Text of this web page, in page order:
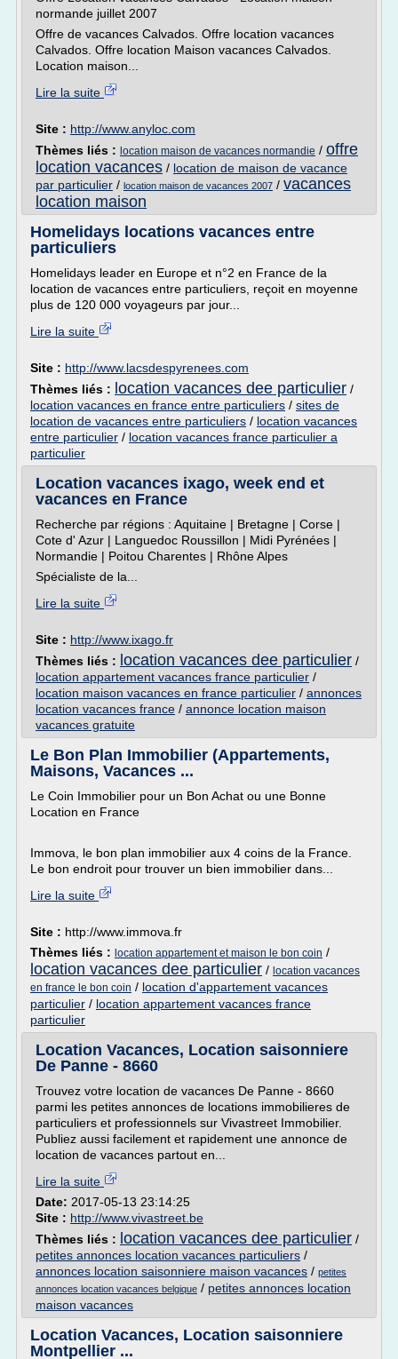
normande juillet 2007
Offre de vacances Calvados. Offre location vacances
Calvados. Offre location Maison vacances Calvados.
Location maison...
Lire la suite
Site : http://www.anyloc.com
Thèmes liés : location maison de vacances normandie / offre
location vacances / location de maison de vacance
par particulier / location maison de vacances 2007 / vacances
location maison
Homelidays locations vacances entre
particuliers
Homelidays leader en Europe et n°2 en France de la
location de vacances entre particuliers, reçoit en moyenne
plus de 120 000 voyageurs par jour...
Lire la suite
Site : http://www.lacsdespyrenees.com
Thèmes liés : location vacances dee particulier /
location vacances en france entre particuliers / sites de
location de vacances entre particuliers / location vacances
entre particulier / location vacances france particulier a
particulier
Location vacances ixago, week end et
vacances en France
Recherche par régions : Aquitaine | Bretagne | Corse |
Cote d' Azur | Languedoc Roussillon | Midi Pyrénées |
Normandie | Poitou Charentes | Rhône Alpes
Spécialiste de la...
Lire la suite
Site : http://www.ixago.fr
Thèmes liés : location vacances dee particulier /
location appartement vacances france particulier /
location maison vacances en france particulier / annonces
location vacances france / annonce location maison
vacances gratuite
Le Bon Plan Immobilier (Appartements,
Maisons, Vacances ...
Le Coin Immobilier pour un Bon Achat ou une Bonne
Location en France
Immova, le bon plan immobilier aux 4 coins de la France.
Le bon endroit pour trouver un bien immobilier dans...
Lire la suite
Site : http://www.immova.fr
Thèmes liés : location appartement et maison le bon coin /
location vacances dee particulier / location vacances
en france le bon coin / location d'appartement vacances
particulier / location appartement vacances france
particulier
Location Vacances, Location saisonniere
De Panne - 8660
Trouvez votre location de vacances De Panne - 8660
parmi les petites annonces de locations immobilieres de
particuliers et professionnels sur Vivastreet Immobilier.
Publiez aussi facilement et rapidement une annonce de
location de vacances partout en...
Lire la suite
Date: 2017-05-13 23:14:25
Site : http://www.vivastreet.be
Thèmes liés : location vacances dee particulier /
petites annonces location vacances particuliers /
annonces location saisonniere maison vacances / petites
annonces location vacances belgique / petites annonces location
maison vacances
Location Vacances, Location saisonniere
Montpellier ...